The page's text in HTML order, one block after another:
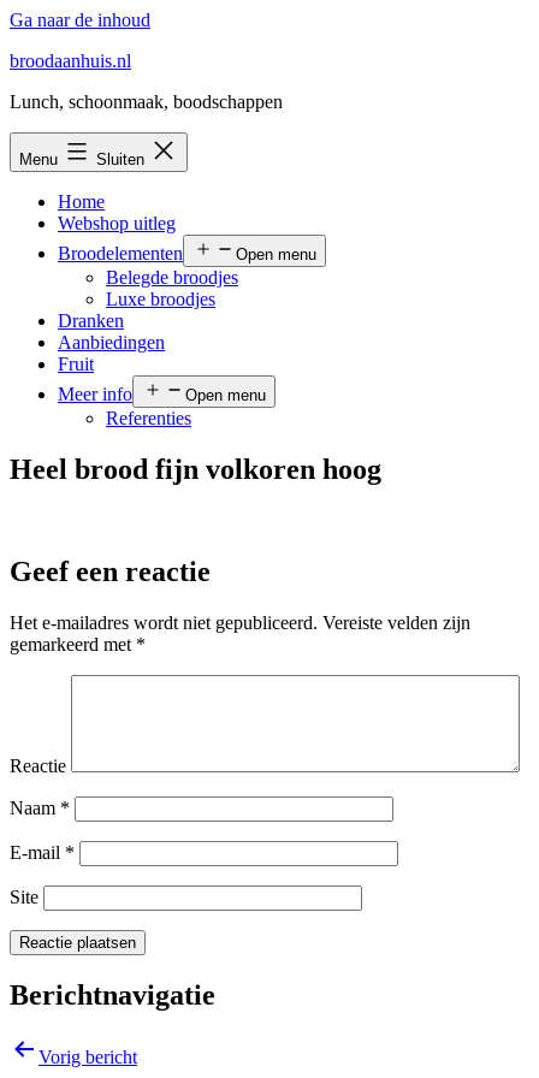
Ga naar de inhoud
broodaanhuis.nl
Lunch, schoonmaak, boodschappen
Menu Sluiten
Home
Webshop uitleg
Broodelementen
Open menu
Belegde broodjes
Luxe broodjes
Dranken
Aanbiedingen
Fruit
Meer info
Open menu
Referenties
Heel brood fijn volkoren hoog
Geef een reactie
Het e-mailadres wordt niet gepubliceerd. Vereiste velden zijn
gemarkeerd met *
Reactie
Naam *
E-mail *
Site
Berichtnavigatie
Vorig bericht